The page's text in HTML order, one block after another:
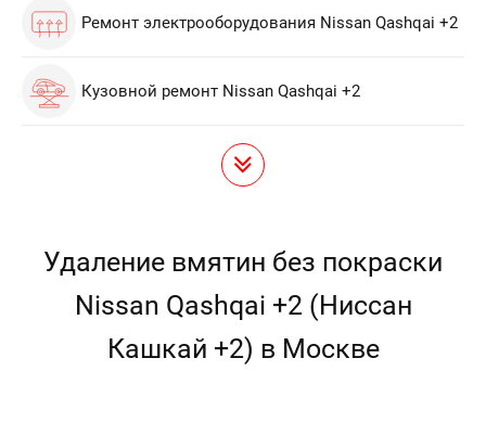
Ремонт электрооборудования Nissan Qashqai +2
Кузовной ремонт Nissan Qashqai +2
Удаление вмятин без покраски
Nissan Qashqai +2 (Ниссан
Кашкай +2) в Москве